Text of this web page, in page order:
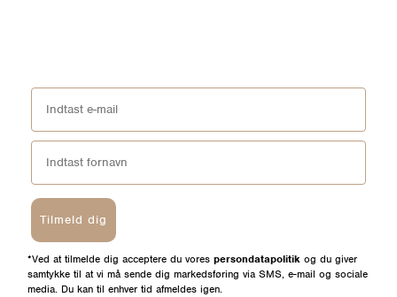
Tilmeld dig
*Ved at tilmelde dig acceptere du vores persondatapolitik og du giver
samtykke til at vi må sende dig markedsføring via SMS, e-mail og sociale
media. Du kan til enhver tid afmeldes igen.